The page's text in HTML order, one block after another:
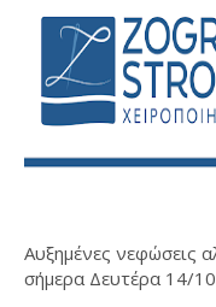
Αυξημένες νεφώσεις
σήμερα Δευτέρα 14/10